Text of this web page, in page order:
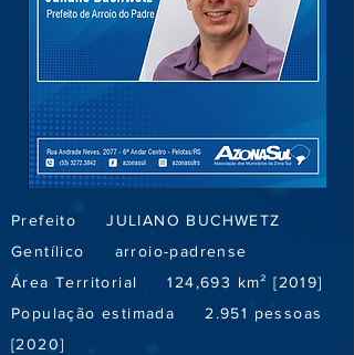
Prefeito JULIANO BUCHWETZ
Gentílico arroio-padrense
Área Territorial 124,693 km² [2019]
População estimada 2.951 pessoas
[2020]